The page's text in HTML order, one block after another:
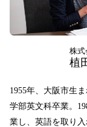
株式
植
1955年、大阪市生
学部英文科卒業。
業し、英語を取り